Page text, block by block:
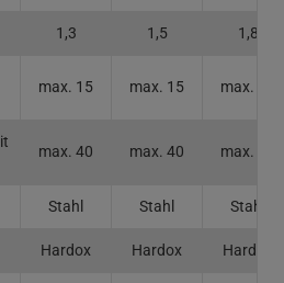
1,3 1,5 1,8
max. 15 max. 15 max. 15
max. 40 max. 40 max. 40
Stahl Stahl Stahl
Hardox Hardox Hardox